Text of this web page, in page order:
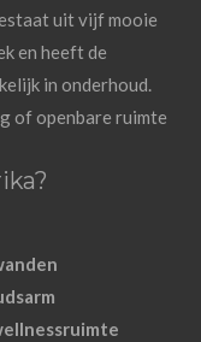
uit vijf mooie
en heeft de
in onderhoud.
of openbare ruimte